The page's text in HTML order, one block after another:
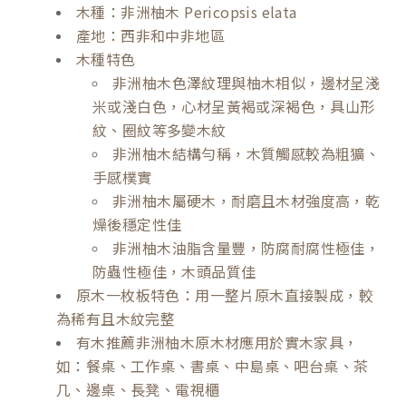
木種：非洲柚木 Pericopsis elata
產地：西非和中非地區
木種特色
非洲柚木色澤紋理與柚木相似，邊材呈淺
米或淺白色，心材呈黃褐或深褐色，具山形
紋、圈紋等多變木紋
非洲柚木結構勻稱，木質觸感較為粗獷、
手感樸實
非洲柚木屬硬木，耐磨且木材強度高，乾
燥後穩定性佳
非洲柚木油脂含量豐，防腐耐腐性極佳，
防蟲性極佳，木頭品質佳
原木一枚板特色：用一整片原木直接製成，較
為稀有且木紋完整
有木推薦非洲柚木原木材應用於實木家具，
如：餐桌、工作桌、書桌、中島桌、吧台桌、茶
几、邊桌、長凳、電視櫃